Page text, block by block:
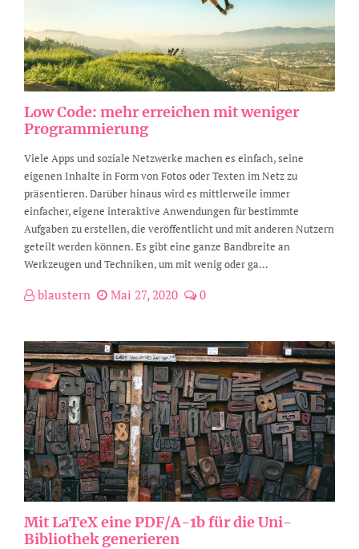
Low Code: mehr erreichen mit weniger
Programmierung
Viele Apps und soziale Netzwerke machen es einfach, seine
eigenen Inhalte in Form von Fotos oder Texten im Netz zu
präsentieren. Darüber hinaus wird es mittlerweile immer
einfacher, eigene interaktive Anwendungen für bestimmte
Aufgaben zu erstellen, die veröffentlicht und mit anderen Nutzern
geteilt werden können. Es gibt eine ganze Bandbreite an
Werkzeugen und Techniken, um mit wenig oder ga...
blaustern Mai 27, 2020 0
Mit LaTeX eine PDF/A-1b für die Uni-
Bibliothek generieren